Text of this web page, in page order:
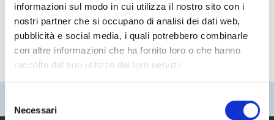
informazioni sul modo in cui utilizza il nostro sito con i
nostri partner che si occupano di analisi dei dati web,
pubblicità e social media, i quali potrebbero combinarle
con altre informazioni che ha fornito loro o che hanno
raccolto dal suo utilizzo dei loro servizi.
delNecessari
Segreteria generale, atti amministrativi, progetti
speciali e supporto al Difensore Civico
Ultima modifica: 16 Giugno 2026